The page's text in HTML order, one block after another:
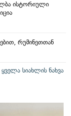
ისტორიული
რუმინეთთან
ყველა სიახლის ნახვა